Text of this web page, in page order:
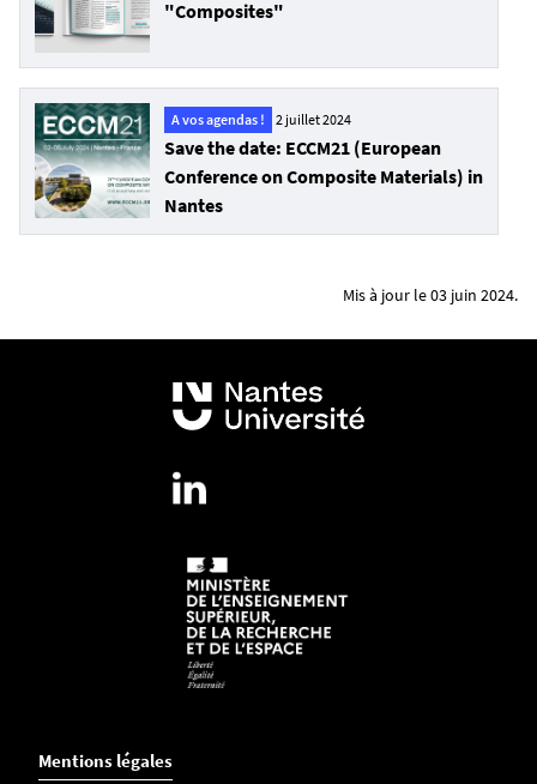
"Composites"
A vos agendas ! 2 juillet 2024
Save the date: ECCM21 (European
Conference on Composite Materials) in
Nantes
Mis à jour le 03 juin 2024.
Mentions légales